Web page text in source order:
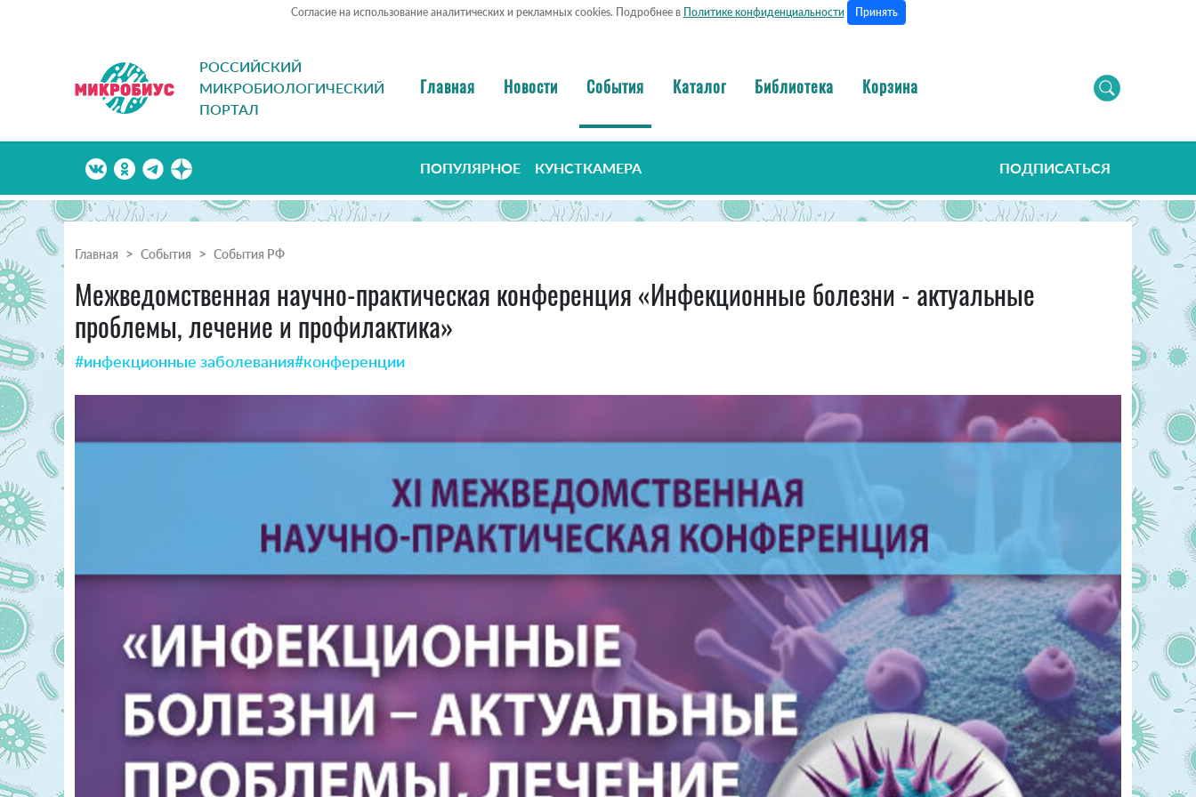
Согласие на использование аналитических и рекламных cookies. Подробнее в Политике конфиденциальности Принять
РОССИЙСКИЙ
МИКРОБИОЛОГИЧЕСКИЙ
ПОРТАЛ
Главная Новости События Каталог Библиотека Корзина
ПОПУЛЯРНОЕ КУНСТКАМЕРА ПОДПИСАТЬСЯ
Главная События События РФ
Межведомственная научно-практическая конференция «Инфекционные болезни - актуальные
проблемы, лечение и профилактика»
#инфекционные заболевания#конференции